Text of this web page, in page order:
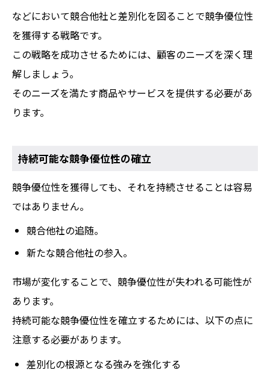
などにおいて競合他社と差別化を図ることで競争優位性
を獲得する戦略です。
この戦略を成功させるためには、顧客のニーズを深く理
解しましょう。
そのニーズを満たす商品やサービスを提供する必要があ
ります。
持続可能な競争優位性の確立
競争優位性を獲得しても、それを持続させることは容易
ではありません。
競合他社の追随。
新たな競合他社の参入。
市場が変化することで、競争優位性が失われる可能性が
あります。
持続可能な競争優位性を確立するためには、以下の点に
注意する必要があります。
差別化の根源となる強みを強化する